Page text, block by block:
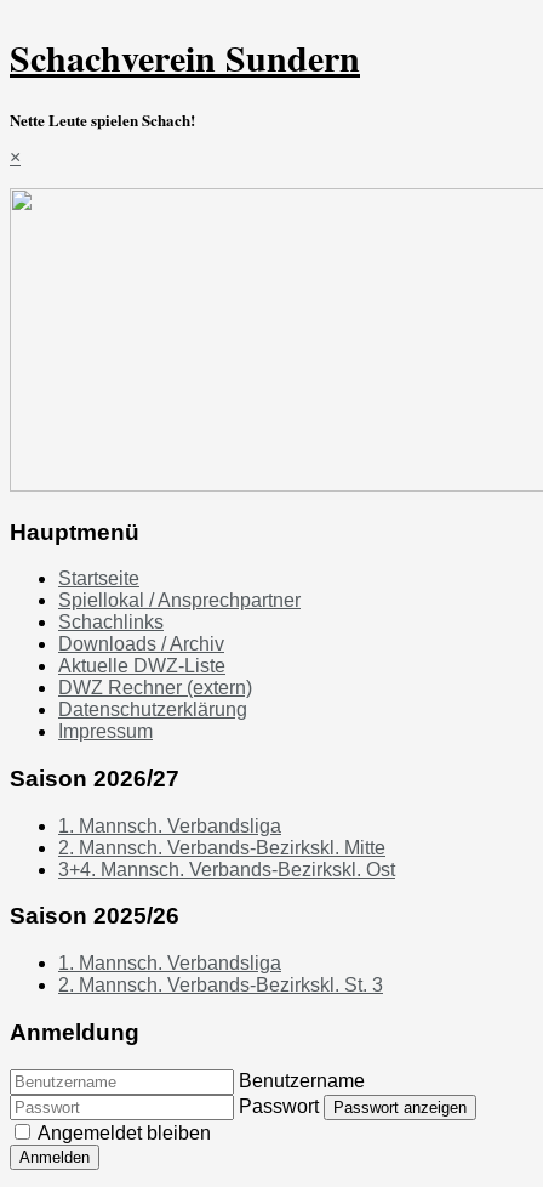
Schachverein Sundern
Nette Leute spielen Schach!
×
Hauptmenü
Startseite
Spiellokal / Ansprechpartner
Schachlinks
Downloads / Archiv
Aktuelle DWZ-Liste
DWZ Rechner (extern)
Datenschutzerklärung
Impressum
Saison 2026/27
1. Mannsch. Verbandsliga
2. Mannsch. Verbands-Bezirkskl. Mitte
3+4. Mannsch. Verbands-Bezirkskl. Ost
Saison 2025/26
1. Mannsch. Verbandsliga
2. Mannsch. Verbands-Bezirkskl. St. 3
Anmeldung
Benutzername
Passwort
Passwort anzeigen
Angemeldet bleiben
Anmelden